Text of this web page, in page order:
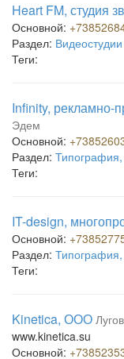
Heart FM, студия
Основной:
Раздел: Видеостудии
Теги:
Infinity, рекламно-
Эдем
Основной:
Раздел:
Теги:
IT-design,
Основной:
Раздел:
Теги:
Kinetica, ООО
www.kinetica.su
Основной: